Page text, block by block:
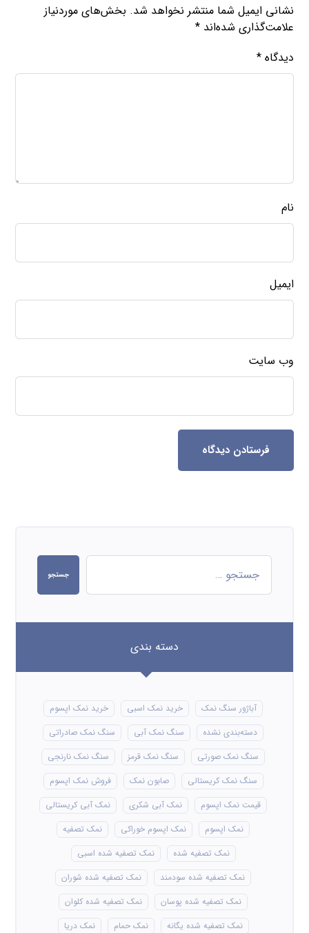
نشانی ایمیل شما منتشر نخواهد شد. بخش‌های موردنیاز
علامت‌گذاری شده‌اند*
دیدگاه*
نام
ایمیل
وب‌ سایت
فرستادن دیدگاه
جستجو
دسته بندی
آباژور سنگ نمک خرید نمک اسبی
خرید نمک اپسوم
دسته‌بندی نشده
سنگ نمک آبی
سنگ نمک صادراتی
سنگ نمک صورتی
سنگ نمک قرمز
سنگ نمک نارنجی
سنگ نمک کریستالی
صابون نمک
فروش نمک اپسوم
قیمت نمک اپسوم
نمک آبی شکری
نمک آبی کریستالی
نمک اپسوم
نمک اپسوم خوراکی
نمک تصفیه
نمک تصفیه شده
نمک تصفیه شده اسبی
نمک تصفیه شده سودمند
نمک تصفیه شده شوران
نمک تصفیه شده پوسان
نمک تصفیه شده کلوان
نمک تصفیه شده یگانه
نمک حمام
نمک دریا